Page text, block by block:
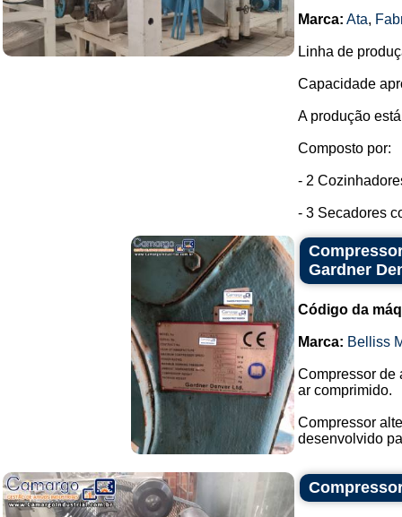
Marca: Ata,
Linha de
Capacidade
A produção
Composto por:
- 2
- 3 Secadores
Gardner
Código da
Marca: Belliss
Compressor de
ar comprimido.
Compressor
desenvolvido